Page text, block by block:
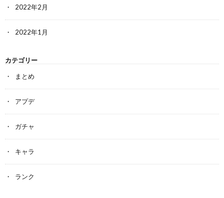
2022年2月
2022年1月
カテゴリー
まとめ
アプデ
ガチャ
キャラ
ランク